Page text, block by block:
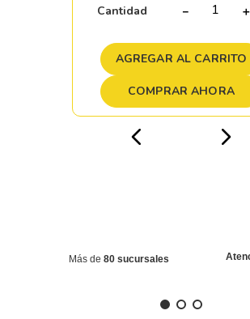
Cantidad ＋
－
AGREGAR AL CARRITO
COMPRAR AHORA
Más de 80 sucursales